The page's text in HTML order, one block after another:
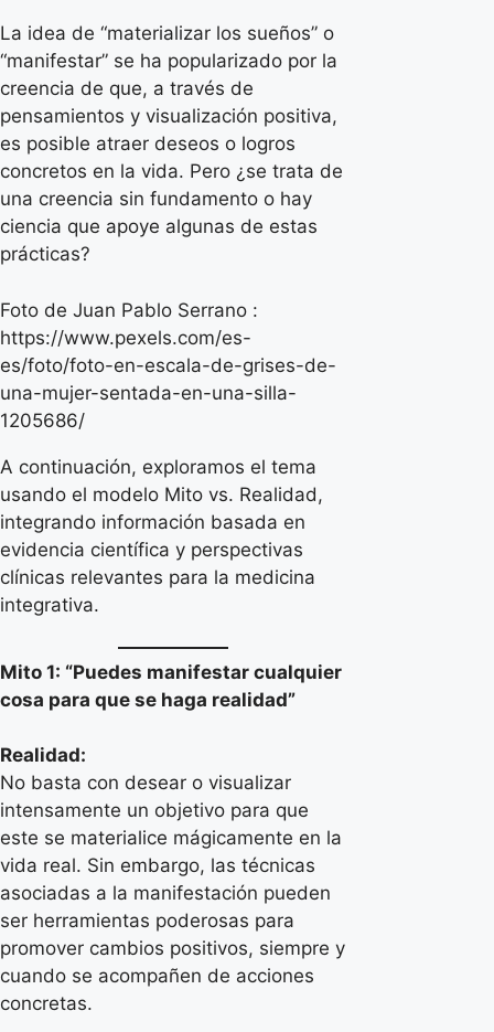
La idea de “materializar los sueños” o
“manifestar” se ha popularizado por la
creencia de que, a través de
pensamientos y visualización positiva,
es posible atraer deseos o logros
concretos en la vida. Pero ¿se trata de
una creencia sin fundamento o hay
ciencia que apoye algunas de estas
prácticas?
Foto de Juan Pablo Serrano :
https://www.pexels.com/es-
es/foto/foto-en-escala-de-grises-de-
una-mujer-sentada-en-una-silla-
1205686/
A continuación, exploramos el tema
usando el modelo Mito vs. Realidad,
integrando información basada en
evidencia científica y perspectivas
clínicas relevantes para la medicina
integrativa.
Mito 1: “Puedes manifestar cualquier
cosa para que se haga realidad”
Realidad:
No basta con desear o visualizar
intensamente un objetivo para que
este se materialice mágicamente en la
vida real. Sin embargo, las técnicas
asociadas a la manifestación pueden
ser herramientas poderosas para
promover cambios positivos, siempre y
cuando se acompañen de acciones
concretas.